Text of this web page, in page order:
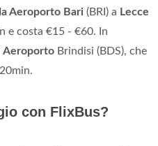
Aeroporto Bari (BRI) a Lecce
e costa €15 - €60. In
Aeroporto Brindisi (BDS), che
con FlixBus?